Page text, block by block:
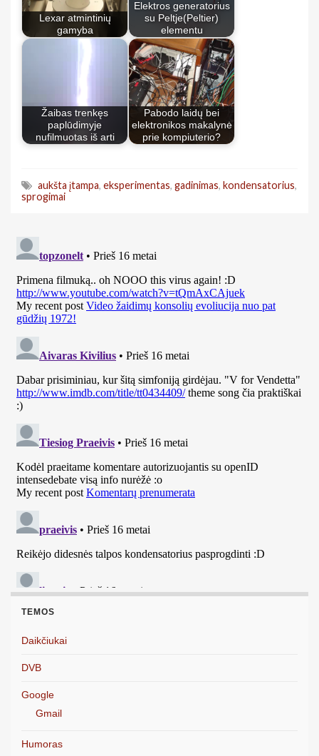
Lexar atmintinių
gamyba
Elektros generatorius
su Peltje(Peltier)
elementu
Žaibas trenkęs
paplūdimyje
nufilmuotas iš arti
Pabodo laidų bei
elektronikos makalynė
prie kompiuterio?
aukšta įtampa, eksperimentas, gadinimas, kondensatorius,
sprogimai
TEMOS
Daikčiukai
DVB
Google
Gmail
Humoras